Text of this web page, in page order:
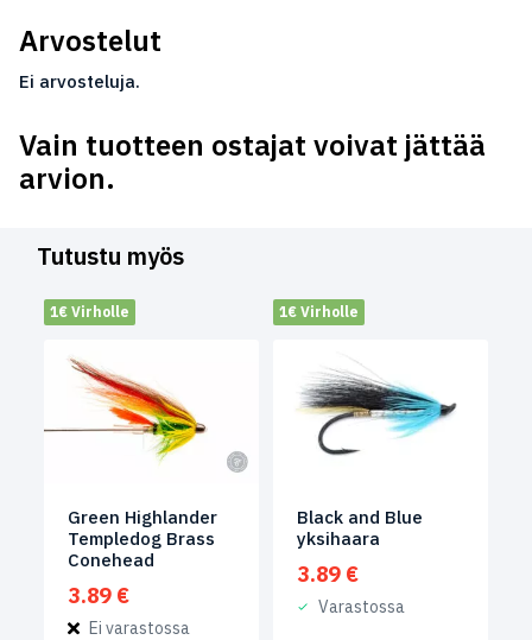
Arvostelut
Ei arvosteluja.
Vain tuotteen ostajat voivat jättää
arvion.
Tutustu myös
1€ Virholle
Green Highlander
Templedog Brass
Conehead
3.89 €
Ei varastossa
1€ Virholle
Black and Blue
yksihaara
3.89 €
Varastossa